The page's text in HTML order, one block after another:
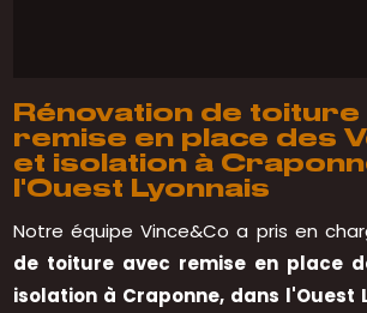
Rénovation de toiture
remise en place des
et isolation à
l'Ouest Lyonnais
Notre équipe Vince&Co a pris en
de toiture avec remise en place
isolation à Craponne, dans l'Ouest